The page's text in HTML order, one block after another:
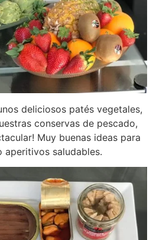
deliciosos patés vegetales,
conservas de pescado,
Muy buenas ideas para
aperitivos saludables.